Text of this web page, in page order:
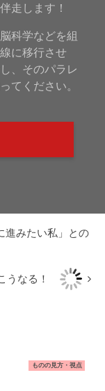
走します！
科学などを組
に移行させ
、そのパラレ
てください。
進みたい私」との
うなる！
ものの見方・視点